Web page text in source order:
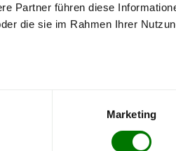
Partner führen diese
die sie im Rahmen Ihrer
Marketing